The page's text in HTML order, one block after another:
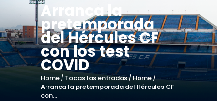
Arranca la
pretemporada
del Hércules CF
con los test
COVID
Home Todas las entradas Home
Arranca la pretemporada del Hércules CF
con...